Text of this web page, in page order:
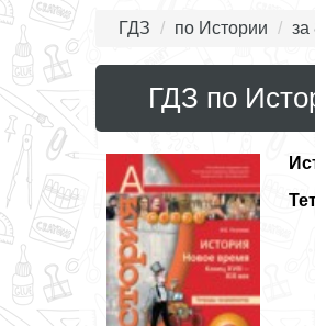
ГДЗ по Истории за
ГДЗ по